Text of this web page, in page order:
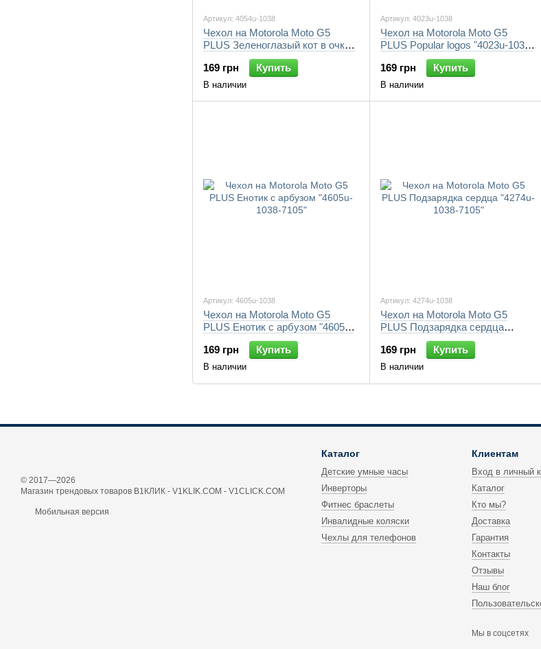
Артикул: 4054u-1038
Чехол на Motorola Moto G5
PLUS Зеленоглазый кот в очках
"4054u-1038-7105"
169 грн
Купить
В наличии
Артикул: 4023u-1038
Чехол на Motorola Moto G5
PLUS Popular logos "4023u-1038-
169 грн
Купить
В наличии
Артикул: 4605u-1038
Чехол на Motorola Moto G5
PLUS Енотик с арбузом "4605u-
1038-7105"
169 грн
Купить
В наличии
Артикул: 4274u-1038
Чехол на Motorola Moto G5
PLUS Подзарядка сердца
"4274u-1038-7105"
169 грн
Купить
В наличии
© 2017—2026
Магазин трендовых товаров В1КЛИК - V1KLIK.COM - V1CLICK.COM
Мобильная версия
Каталог
Детские умные часы
Инверторы
Фитнес браслеты
Инвалидные коляски
Чехлы для телефонов
Клиентам
Вход в личный
Каталог
Кто мы?
Доставка
Гарантия
Контакты
Отзывы
Наш блог
Мы в соцсетях